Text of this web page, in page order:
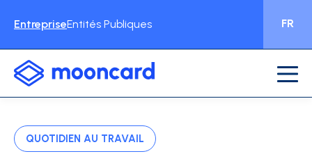
EntrepriseEntités Publiques FR
QUOTIDIEN AU TRAVAIL